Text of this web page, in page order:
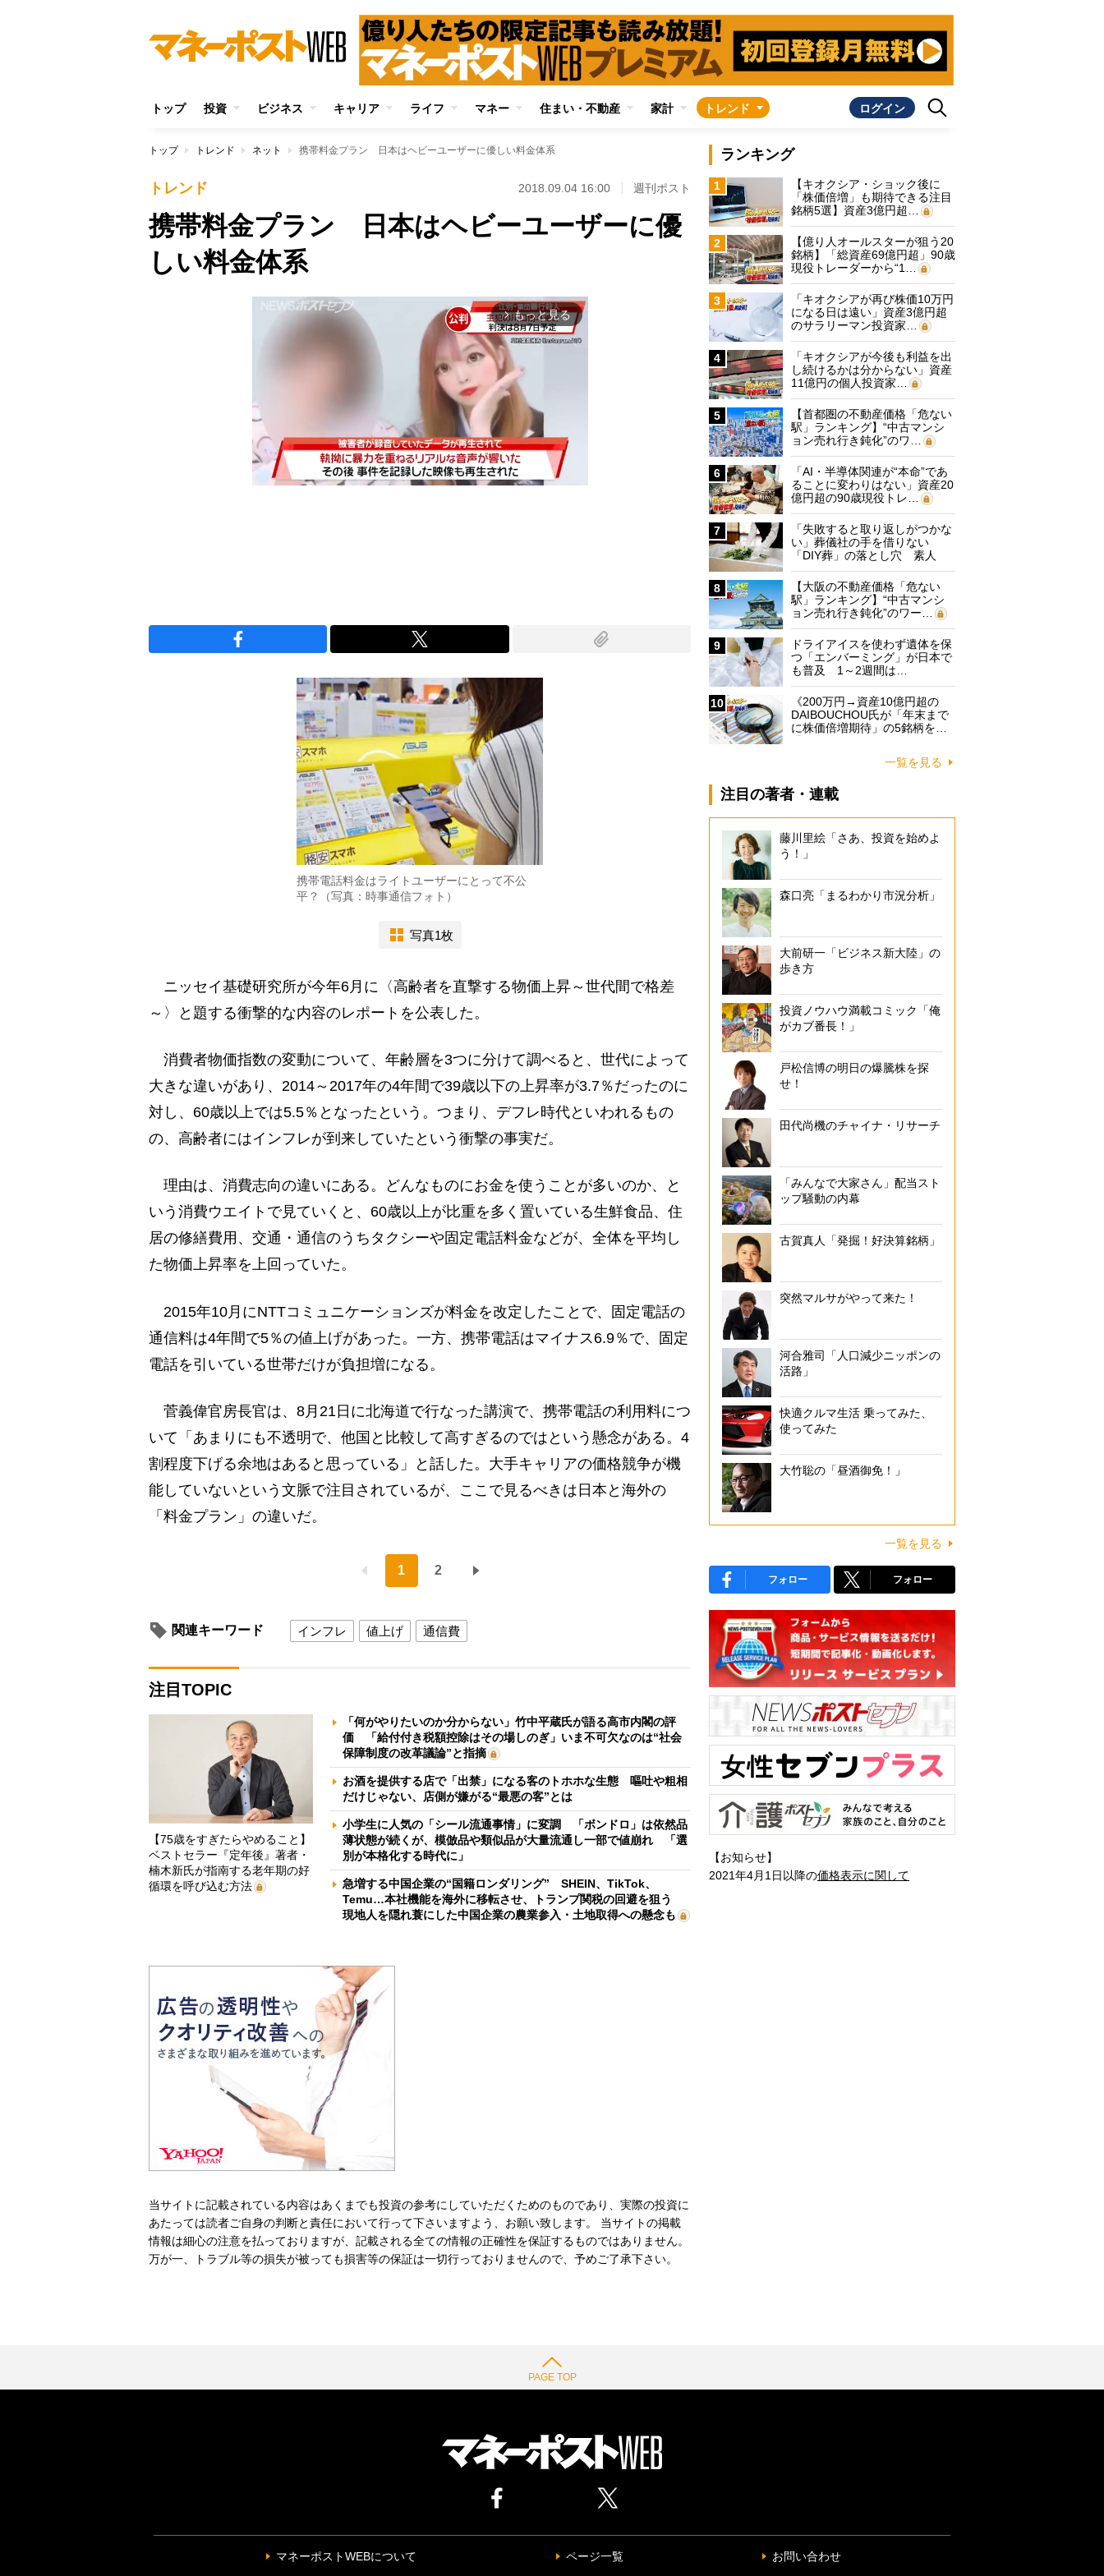
トップ 投資 ビジネス キャリア ライフ マネー 住まい・不動産 家計 トレンド ログイン
トップ トレンド ネット 携帯料金プラン 日本はヘビーユーザーに優しい料金体系
トレンド 2018.09.04 16:00 週刊ポスト
携帯料金プラン 日本はヘビーユーザーに優
しい料金体系
arrow_forward_ios もっと見る
携帯電話料金はライトユーザーにとって不公
平？（写真：時事通信フォト）
写真1枚
ニッセイ基礎研究所が今年6月に〈高齢者を直撃する物価上昇～世代間で格差
～〉と題する衝撃的な内容のレポートを公表した。
消費者物価指数の変動について、年齢層を3つに分けて調べると、世代によって
大きな違いがあり、2014～2017年の4年間で39歳以下の上昇率が3.7％だったのに
対し、60歳以上では5.5％となったという。つまり、デフレ時代といわれるもの
の、高齢者にはインフレが到来していたという衝撃の事実だ。
理由は、消費志向の違いにある。どんなものにお金を使うことが多いのか、と
いう消費ウエイトで見ていくと、60歳以上が比重を多く置いている生鮮食品、住
居の修繕費用、交通・通信のうちタクシーや固定電話料金などが、全体を平均し
た物価上昇率を上回っていた。
2015年10月にNTTコミュニケーションズが料金を改定したことで、固定電話の
通信料は4年間で5％の値上げがあった。一方、携帯電話はマイナス6.9％で、固定
電話を引いている世帯だけが負担増になる。
菅義偉官房長官は、8月21日に北海道で行なった講演で、携帯電話の利用料につ
いて「あまりにも不透明で、他国と比較して高すぎるのではという懸念がある。4
割程度下げる余地はあると思っている」と話した。大手キャリアの価格競争が機
能していないという文脈で注目されているが、ここで見るべきは日本と海外の
「料金プラン」の違いだ。
1 2
関連キーワード インフレ 値上げ 通信費
注目TOPIC
【75歳をすぎたらやめること】
ベストセラー『定年後』著者・
楠木新氏が指南する老年期の好
循環を呼び込む方法
「何がやりたいのか分からない」竹中平蔵氏が語る高市内閣の評
価 「給付付き税額控除はその場しのぎ」いま不可欠なのは“社会
保障制度の改革議論”と指摘
お酒を提供する店で「出禁」になる客のトホホな生態 嘔吐や粗相
だけじゃない、店側が嫌がる“最悪の客”とは
小学生に人気の「シール流通事情」に変調 「ボンドロ」は依然品
薄状態が続くが、模倣品や類似品が大量流通し一部で値崩れ 「選
別が本格化する時代に」
急増する中国企業の“国籍ロンダリング” SHEIN、TikTok、
Temu…本社機能を海外に移転させ、トランプ関税の回避を狙う
現地人を隠れ蓑にした中国企業の農業参入・土地取得への懸念も
当サイトに記載されている内容はあくまでも投資の参考にしていただくためのものであり、実際の投資に
あたっては読者ご自身の判断と責任において行って下さいますよう、お願い致します。 当サイトの掲載
情報は細心の注意を払っておりますが、記載される全ての情報の正確性を保証するものではありません。
万が一、トラブル等の損失が被っても損害等の保証は一切行っておりませんので、予めご了承下さい。
ランキング
1
【キオクシア・ショック後に
「株価倍増」も期待できる注目
銘柄5選】資産3億円超…
2
【億り人オールスターが狙う20
銘柄】「総資産69億円超」90歳
現役トレーダーから“1…
3
「キオクシアが再び株価10万円
になる日は遠い」資産3億円超
のサラリーマン投資家…
4
「キオクシアが今後も利益を出
し続けるかは分からない」資産
11億円の個人投資家…
5
【首都圏の不動産価格「危ない
駅」ランキング】“中古マンシ
ョン売れ行き鈍化”のワ…
6
「AI・半導体関連が“本命”であ
ることに変わりはない」資産20
億円超の90歳現役トレ…
7
「失敗すると取り返しがつかな
い」葬儀社の手を借りない
「DIY葬」の落とし穴 素人
に…
8
【大阪の不動産価格「危ない
駅」ランキング】“中古マンシ
ョン売れ行き鈍化”のワー…
9
ドライアイスを使わず遺体を保
つ「エンバーミング」が日本で
も普及 1～2週間は…
10
《200万円→資産10億円超の
DAIBOUCHOU氏が「年末まで
に株価倍増期待」の5銘柄を…
一覧を見る
注目の著者・連載
藤川里絵「さあ、投資を始めよ
う！」
森口亮「まるわかり市況分析」
大前研一「ビジネス新大陸」の
歩き方
投資ノウハウ満載コミック「俺
がカブ番長！」
戸松信博の明日の爆騰株を探
せ！
田代尚機のチャイナ・リサーチ
「みんなで大家さん」配当スト
ップ騒動の内幕
古賀真人「発掘！好決算銘柄」
突然マルサがやって来た！
河合雅司「人口減少ニッポンの
活路」
快適クルマ生活 乗ってみた、
使ってみた
大竹聡の「昼酒御免！」
一覧を見る
フォロー フォロー
【お知らせ】
2021年4月1日以降の価格表示に関して
PAGE TOP
マネーポストWEBについて ページ一覧 お問い合わせ